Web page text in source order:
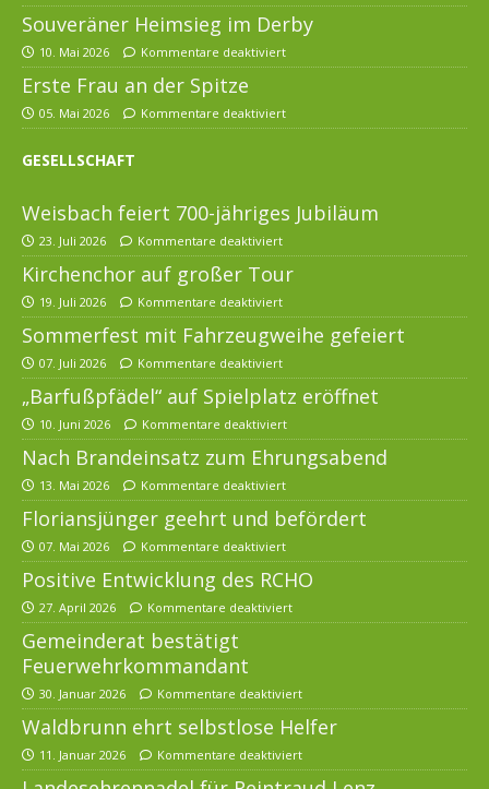
Souveräner Heimsieg im Derby
10. Mai 2026 Kommentare deaktiviert
Erste Frau an der Spitze
05. Mai 2026 Kommentare deaktiviert
GESELLSCHAFT
Weisbach feiert 700-jähriges Jubiläum
23. Juli 2026 Kommentare deaktiviert
Kirchenchor auf großer Tour
19. Juli 2026 Kommentare deaktiviert
Sommerfest mit Fahrzeugweihe gefeiert
07. Juli 2026 Kommentare deaktiviert
„Barfußpfädel“ auf Spielplatz eröffnet
10. Juni 2026 Kommentare deaktiviert
Nach Brandeinsatz zum Ehrungsabend
13. Mai 2026 Kommentare deaktiviert
Floriansjünger geehrt und befördert
07. Mai 2026 Kommentare deaktiviert
Positive Entwicklung des RCHO
27. April 2026 Kommentare deaktiviert
Gemeinderat bestätigt
Feuerwehrkommandant
30. Januar 2026 Kommentare deaktiviert
Waldbrunn ehrt selbstlose Helfer
11. Januar 2026 Kommentare deaktiviert